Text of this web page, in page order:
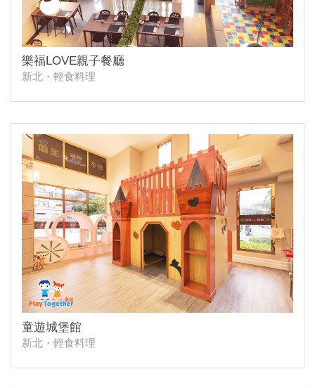
樂福LOVE親子餐廳
新北・輕食料理
童遊城堡館
新北・輕食料理